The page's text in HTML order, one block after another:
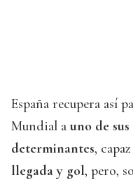
España recupera así
Mundial a uno de
determinantes,
llegada y gol, pero,